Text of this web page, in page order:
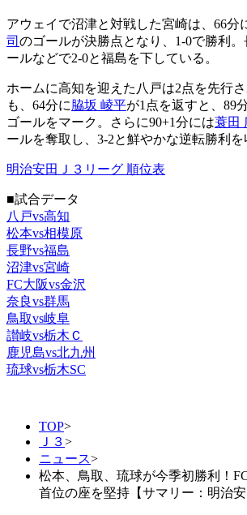
アウェイで沼津と対戦した宮崎は、66分
司 のゴールが決勝点となり、1-0で勝利。
ールなどで2-0と福島を下している。
ホームに高知を迎えた八戸は2点を先行
も、64分に脇坂 崚平が1点を返すと、89
ゴールをマーク。さらに90+1分には蓑田
ールを奪取し、3-2と鮮やかな逆転勝利を
明治安田Ｊ３リーグ 順位表
■試合データ
八戸vs高知
松本vs相模原
長野vs福島
沼津vs宮崎
FC大阪vs金沢
奈良vs群馬
鳥取vs岐阜
讃岐vs栃木Ｃ
鹿児島vs北九州
琉球vs栃木SC
TOP>
Ｊ３>
ニュース>
松本、鳥取、琉球が今季初勝利！
首位の座を堅持【サマリー：明治安